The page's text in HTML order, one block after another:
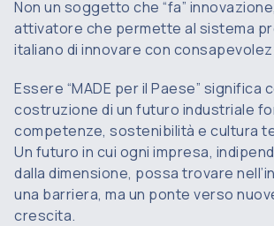
Non un soggetto che “fa”
attivatore che permette al sistema
italiano di innovare con
Essere “MADE per il Paese” significa
costruzione di un futuro industriale
competenze, sostenibilità e cultura
Un futuro in cui ogni impresa,
dalla dimensione, possa trovare
una barriera, ma un ponte verso
crescita.